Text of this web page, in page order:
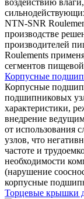
воздействию
NTN-SNR
производстве
производителей
Roulements
сегментов
Корпусные
Корпусные
подшипниковых
характеристики,
внедрение
от использования
узлов, что
частоте и
необходимости
(нарушение
корпусные
Торцевые крышки